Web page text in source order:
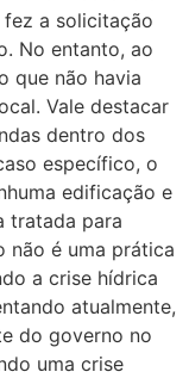
a solicitação
No entanto, ao
que não havia
Vale destacar
dentro dos
específico, o
edificação e
tratada para
não é uma prática
a crise hídrica
atualmente,
do governo no
uma crise